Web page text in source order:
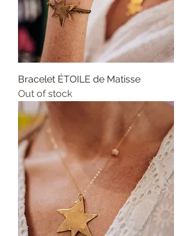
Bracelet ÉTOILE de Matisse
Out of stock